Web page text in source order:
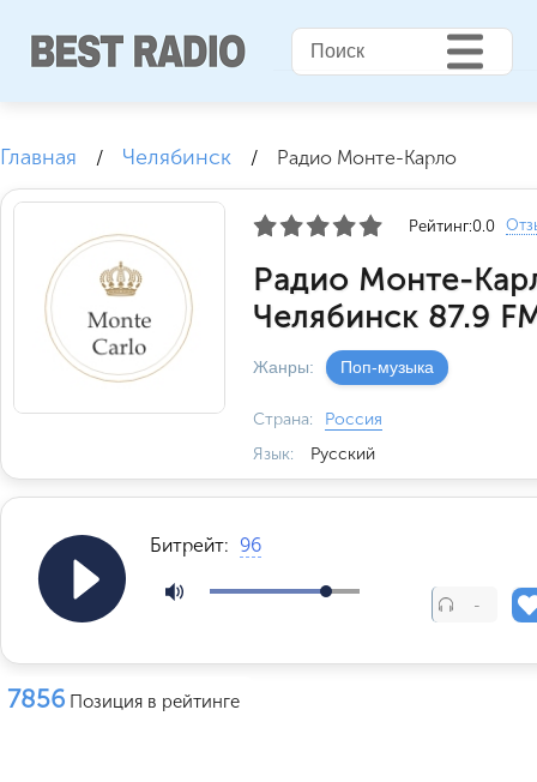
Главная / Челябинск / Радио Монте-Карло
Рейтинг:0.0
Радио Монте-
Челябинск 87.9
Жанры: Поп-музыка
Страна:
Россия
Язык:
Русский
Битрейт: 96
-
7856 Позиция в рейтинге